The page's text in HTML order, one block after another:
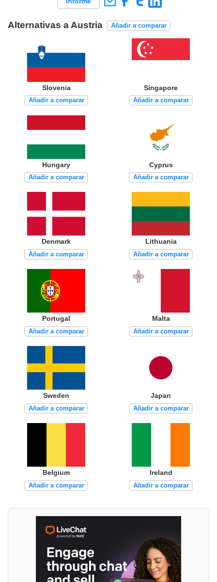
Alternativas a Austria Añadir a comparar
Slovenia
Añadir a comparar
Singapore
Añadir a comparar
Hungary
Añadir a comparar
Cyprus
Añadir a comparar
Denmark
Añadir a comparar
Lithuania
Añadir a comparar
Portugal
Añadir a comparar
Malta
Añadir a comparar
Sweden
Añadir a comparar
Japan
Añadir a comparar
Belgium
Añadir a comparar
Ireland
Añadir a comparar